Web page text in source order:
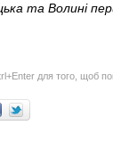
та Волині
для того, щоб